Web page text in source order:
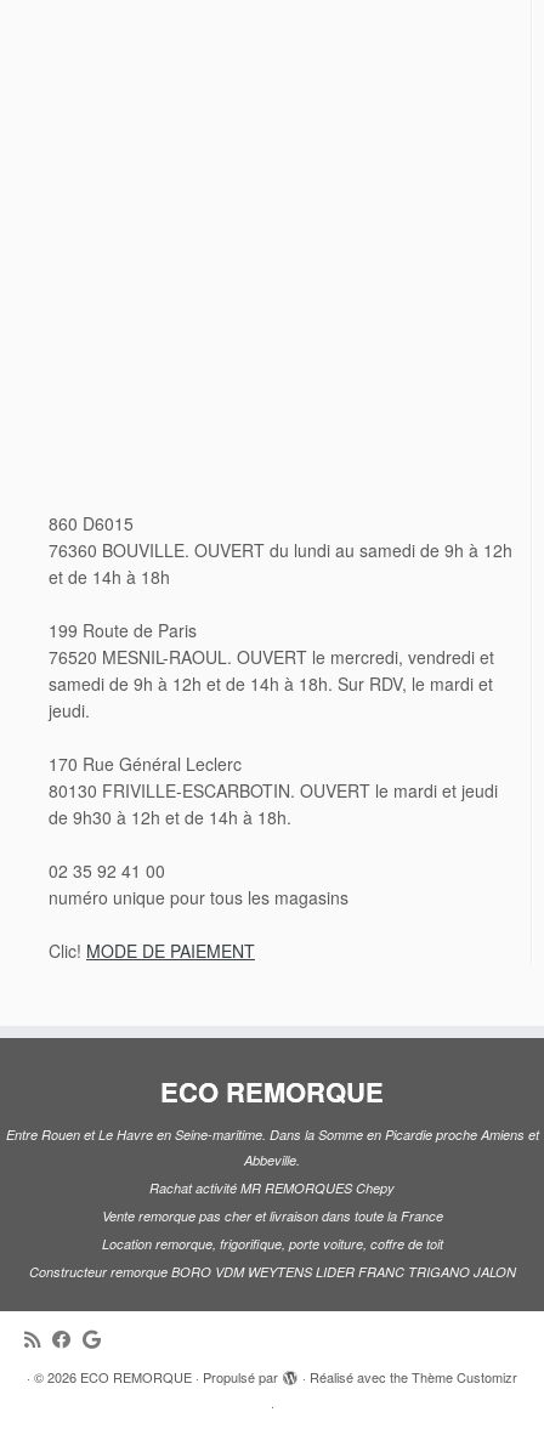
860 D6015
76360 BOUVILLE. OUVERT du lundi au samedi de 9h à 12h
et de 14h à 18h
199 Route de Paris
76520 MESNIL-RAOUL. OUVERT le mercredi, vendredi et
samedi de 9h à 12h et de 14h à 18h. Sur RDV, le mardi et
jeudi.
170 Rue Général Leclerc
80130 FRIVILLE-ESCARBOTIN. OUVERT le mardi et jeudi
de 9h30 à 12h et de 14h à 18h.
02 35 92 41 00
numéro unique pour tous les magasins
Clic! MODE DE PAIEMENT
ECO REMORQUE
Entre Rouen et Le Havre en Seine-maritime. Dans la Somme en Picardie proche Amiens et
Abbeville.
Rachat activité MR REMORQUES Chepy
Vente remorque pas cher et livraison dans toute la France
Location remorque, frigorifique, porte voiture, coffre de toit
Constructeur remorque BORO VDM WEYTENS LIDER FRANC TRIGANO JALON
· © 2026 ECO REMORQUE · Propulsé par · Réalisé avec theThème Customizr
·